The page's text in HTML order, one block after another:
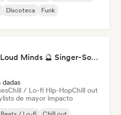
Discoteca Funk
Quiet Hours, Loud Minds 🔮 Singer-Songwriter, Bedroom Pop & Dream Pop
Chill / Lo-fi Hip-HopChill out
de mayor impacto